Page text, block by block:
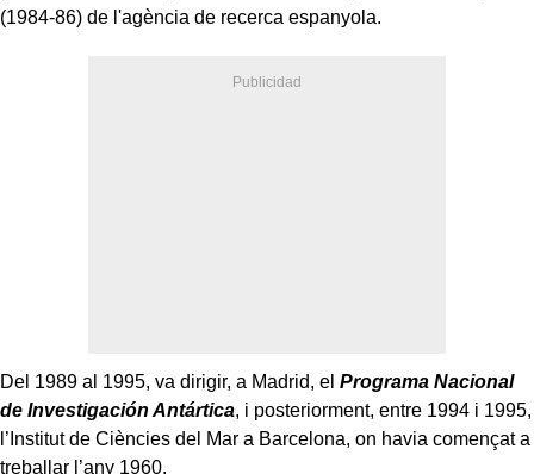
(1984-86) de l'agència de recerca espanyola.
Del 1989 al 1995, va dirigir, a Madrid, el Programa Nacional
de Investigación Antártica, i posteriorment, entre 1994 i 1995,
l’Institut de Ciències del Mar a Barcelona, on havia començat a
treballar l’any 1960.